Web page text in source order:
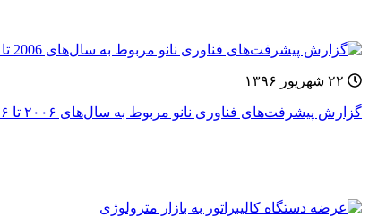
گزارش پیشرفت‌های فناوری نانو مربوط به سال‌های ۲۰۰۶ تا ۲۰۱۶ توسط مؤسسه ایمنی شغلی آمریکا